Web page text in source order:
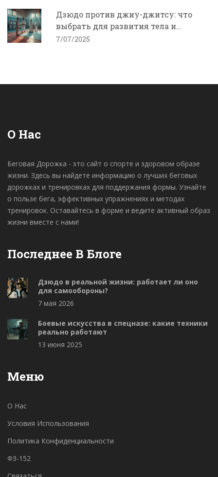
Дзюдо против джиу-джитсу: что
выбрать для развития тела и
характера
7/07/2025
О Нас
Беговая Дорожка - это сайт о спорте и здоровом образе
жизни. Здесь вы найдете информацию о лучших беговых
дорожках и тренировках для поддержания формы. Узнайте
о пользе бега, эффективных упражнениях и методах
тренировок. Оставайтесь в форме и ведите активный образ
жизни вместе с нами!
Последнее В Блоге
Дзюдо в реальной жизни: работает ли оно
для самообороны?
7 мая 2026
Боевые искусства в спецназе: какие техники
реально работают
13 июня 2025
Меню
О Нас
Условия Использования
Политика Конфиденциальности
ФЗ-152